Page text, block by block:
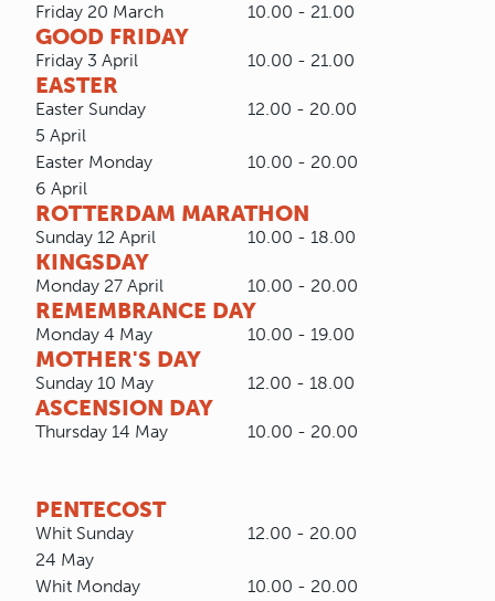
Friday 20 March
10.00 - 21.00
GOOD FRIDAY
Friday 3 April 10.00 - 21.00
EASTER
Easter Sunday
5 April
12.00 - 20.00
Easter Monday
6 April
10.00 - 20.00
ROTTERDAM MARATHON
Sunday 12 April 10.00 - 18.00
KINGSDAY
Monday 27 April 10.00 - 20.00
REMEMBRANCE DAY
Monday 4 May 10.00 - 19.00
MOTHER'S DAY
Sunday 10 May 12.00 - 18.00
ASCENSION DAY
Thursday 14 May 10.00 - 20.00
PENTECOST
Whit Sunday
24 May
12.00 - 20.00
Whit Monday
10.00 - 20.00